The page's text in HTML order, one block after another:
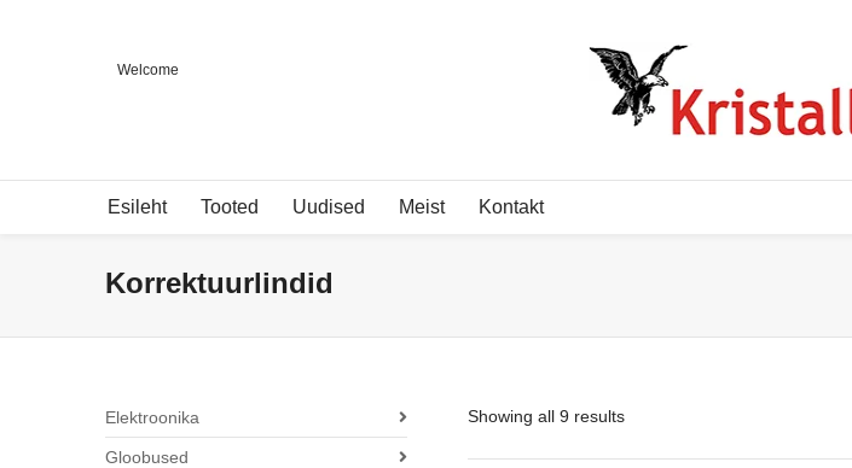
Welcome
Esileht Tooted Uudised Meist Kontakt
Korrektuurlindid
Showing all 9 results
Elektroonika
Gloobused